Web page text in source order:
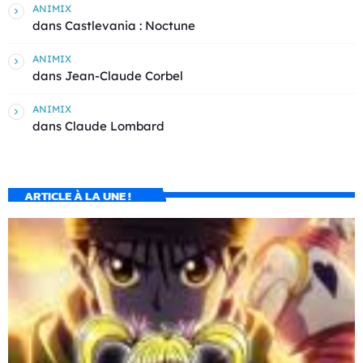
ANIMIX
dans Castlevania : Noctune
ANIMIX
dans Jean-Claude Corbel
ANIMIX
dans Claude Lombard
ARTICLE À LA UNE !